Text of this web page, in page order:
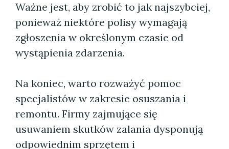
Ważne jest, aby zrobić to jak najszybciej,
ponieważ niektóre polisy wymagają
zgłoszenia w określonym czasie od
wystąpienia zdarzenia.
Na koniec, warto rozważyć pomoc
specjalistów w zakresie osuszania i
remontu. Firmy zajmujące się
usuwaniem skutków zalania dysponują
odpowiednim sprzętem i